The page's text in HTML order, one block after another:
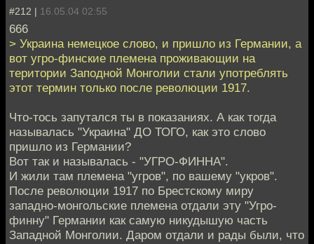
#212 | 16.05.04 02:55
666
> Украина немецкое слово, и пришло из Германии, а
вот угро-финские племена проживающии на
територии Заподной Монголии стали употреблять
этот термин только после революции 1917.
Что-тось запутался ты в показаниях. А как тогда
называлась "Украина" ДО ТОГО, как это слово
пришло из Германии?
Вот так и называлась - "УГРО-ФИННА".
И жили там племена "угров", по вашему "укров".
После революции 1917 по Брестскому миру
западно-монгольские племена отдали эту "Угро-
финну" Германии как самую никудышую часть
Западной Монголии. Даром отдали и рады были, что